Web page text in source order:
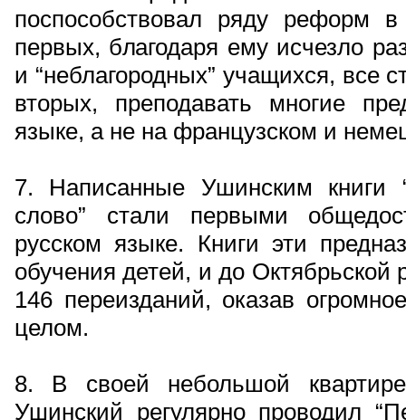
поспособствовал ряду реформ
первых, благодаря ему исчезло
и “неблагородных” учащихся, все
вторых, преподавать многие
языке, а не на французском и
7. Написанные Ушинским книги
слово” стали первыми
русском языке. Книги эти
обучения детей, и до
146 переизданий, оказав
целом.
8. В своей небольшой
Ушинский регулярно проводил